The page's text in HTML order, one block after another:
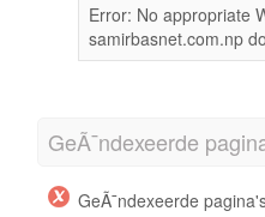
Error: No appropriate
samirbasnet.com.np
GeÃ¯ndexeerde
GeÃ¯ndexeerde